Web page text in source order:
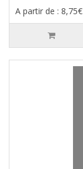
A partir de : 8,75€